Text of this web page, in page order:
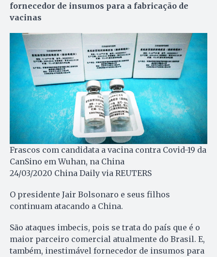
fornecedor de insumos para a fabricação de
vacinas
Frascos com candidata a vacina contra Covid-19 da
CanSino em Wuhan, na China
24/03/2020 China Daily via REUTERS
O presidente Jair Bolsonaro e seus filhos
continuam atacando a China.
São ataques imbecis, pois se trata do país que é o
maior parceiro comercial atualmente do Brasil. E,
também, inestimável fornecedor de insumos para